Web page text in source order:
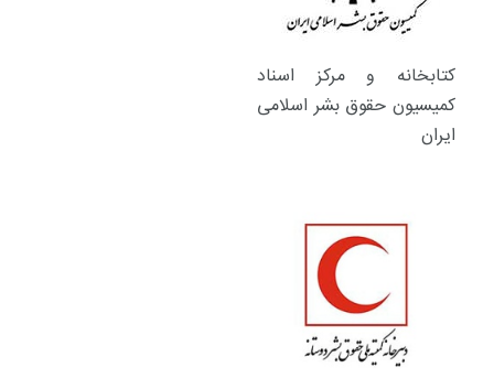
کتابخانه و مرکز اسناد
کمیسیون حقوق بشر اسلامی
ایران